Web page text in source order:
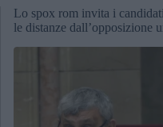
Lo spox rom invita i
le distanze dall’opposizione